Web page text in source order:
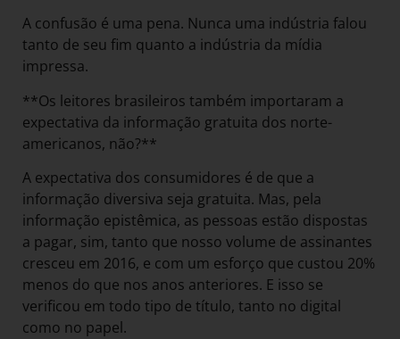
A confusão é uma pena. Nunca uma indústria falou
tanto de seu fim quanto a indústria da mídia
impressa.
**Os leitores brasileiros também importaram a
expectativa da informação gratuita dos norte-
americanos, não?**
A expectativa dos consumidores é de que a
informação diversiva seja gratuita. Mas, pela
informação epistêmica, as pessoas estão dispostas
a pagar, sim, tanto que nosso volume de assinantes
cresceu em 2016, e com um esforço que custou 20%
menos do que nos anos anteriores. E isso se
verificou em todo tipo de título, tanto no digital
como no papel.